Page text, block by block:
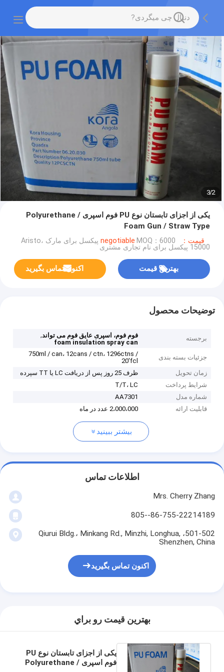
2
/
3
یکی از اجزای تابستان نوع PU فوم اسپری / Polyurethane
Foam Gun / Straw Type
قیمت：negotiable MOQ：6000 پیکسل برای مارک Aristo،
15000 پیکسل برای نام تجاری مشتری
بهترین قیمت اکنون تماس بگیرید
توضیحات محصول
برجسته فوم فوم، اسپری عایق فوم می تواند,
foam insulation spray can
جزئیات بسته بندی
750ml / can، 12cans / ctn، 1296ctns /
20'fcl
زمان تحویل
ظرف 25 روز پس از دریافت LC یا TT سپرده
شرایط پرداخت
T/T، LC
شماره مدل
AA7301
قابلیت ارائه
2،000،000 عدد در ماه
بیشتر ببینید
اطلاعات تماس
Mrs. Cherry Zhang
86-755-22214189--805
501-502، Qiurui Bldg.، Minkang Rd., Minzhi, Longhua,
Shenzhen, China
اکنون تماس بگیرید
بهترين قيمت رو براي
یکی از اجزای تابستان نوع PU
فوم اسپری / Polyurethane